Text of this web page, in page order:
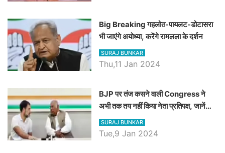
Big Breaking गहलोत-पायलट-डोटासरा
भी जाएंगे अयोध्या, करेंगे रामलला के दर्शन
SURAJ BUNKAR
Thu,11 Jan 2024
BJP पर तंज कसने वाली Congress ने
अभी तक तय नहीं किया नेता प्रतिपक्ष, जानें
कौन होगा दावेदार
SURAJ BUNKAR
Tue,9 Jan 2024